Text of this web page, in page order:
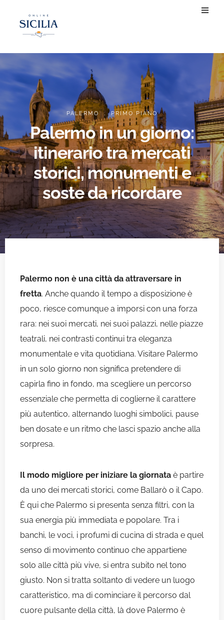
PALERMO.PRIMO PIANO
Palermo in un giorno:
itinerario tra mercati
storici, monumenti e
soste da ricordare
Palermo non è una città da attraversare in
fretta. Anche quando il tempo a disposizione è
poco, riesce comunque a imporsi con una forza
rara: nei suoi mercati, nei suoi palazzi, nelle piazze
teatrali, nei contrasti continui tra eleganza
monumentale e vita quotidiana. Visitare Palermo
in un solo giorno non significa pretendere di
capirla fino in fondo, ma scegliere un percorso
essenziale che permetta di coglierne il carattere
più autentico, alternando luoghi simbolici, pause
ben dosate e un ritmo che lasci spazio anche alla
sorpresa.
Il modo migliore per iniziare la giornata è partire
da uno dei mercati storici, come Ballarò o il Capo.
È qui che Palermo si presenta senza filtri, con la
sua energia più immediata e popolare. Tra i
banchi, le voci, i profumi di cucina di strada e quel
senso di movimento continuo che appartiene
solo alle città più vive, si entra subito nel tono
giusto. Non si tratta soltanto di vedere un luogo
caratteristico, ma di cominciare il percorso dal
cuore pulsante della città, là dove Palermo è